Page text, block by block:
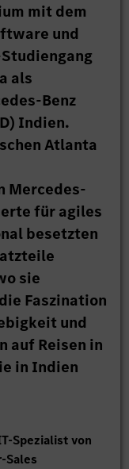
mit dem
und
als
Benz
Indien.
Atlanta
Mercedes-
für agiles
besetzten
sie
Faszination
und
auf Reisen in
in Indien
Spezialist von
Sales